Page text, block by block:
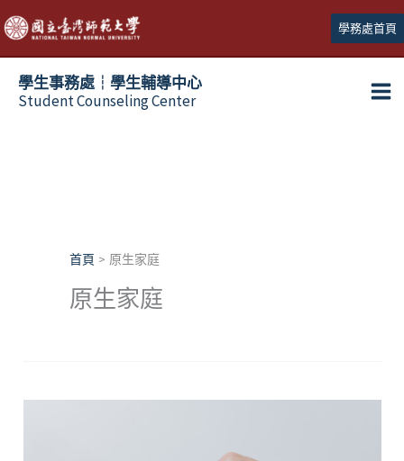
跳
至
主
學務處首頁
學生事務處┆學生輔導中心
Student Counseling Center
首頁 原生家庭
原生家庭